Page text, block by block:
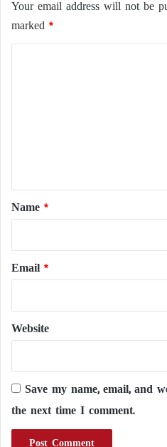
Your email address will not be
marked *
*
Name *
Email *
Website
Save my name, email, and
the next time I comment.